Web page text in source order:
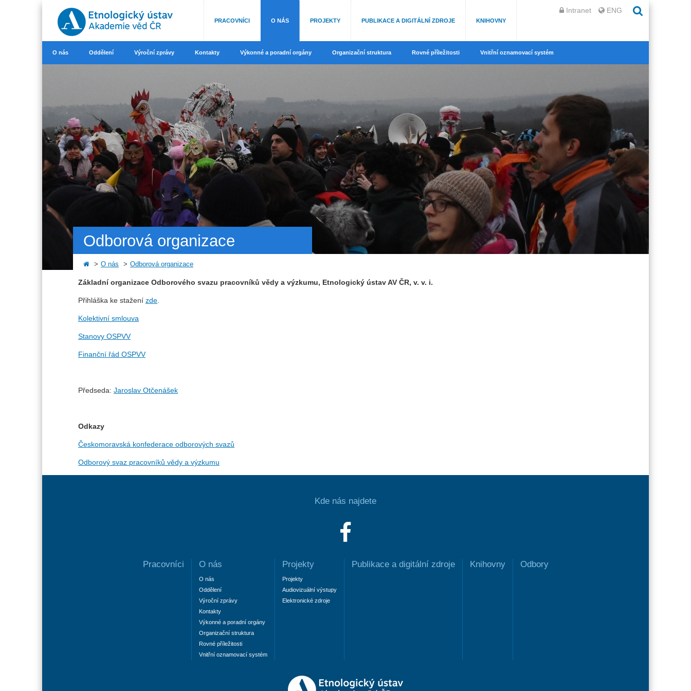
PRACOVNÍCI O NÁS PROJEKTY PUBLIKACE A DIGITÁLNÍ ZDROJE KNIHOVNY
Intranet ENG
O nás Oddělení Výroční zprávy Kontakty Výkonné a poradní orgány Organizační struktura Rovné příležitosti Vnitřní oznamovací systém
Odborová organizace
O nás Odborová organizace
Základní organizace Odborového svazu pracovníků vědy a výzkumu, Etnologický ústav AV ČR, v. v. i.
Přihláška ke stažení zde
Kolektivní smlouva
Stanovy OSPVV
Finanční řád OSPVV
Předseda: Jaroslav Otčenášek
Odkazy
Českomoravská konfederace odborových svazů
Odborový svaz pracovníků vědy a výzkumu
Kde nás najdete
Pracovníci O nás
O nás
Oddělení
Výroční zprávy
Kontakty
Výkonné a poradní orgány
Organizační struktura
Rovné příležitosti
Vnitřní oznamovací systém
Projekty
Projekty
Audiovizuální výstupy
Elektronické zdroje
Publikace a digitální zdroje Knihovny Odbory